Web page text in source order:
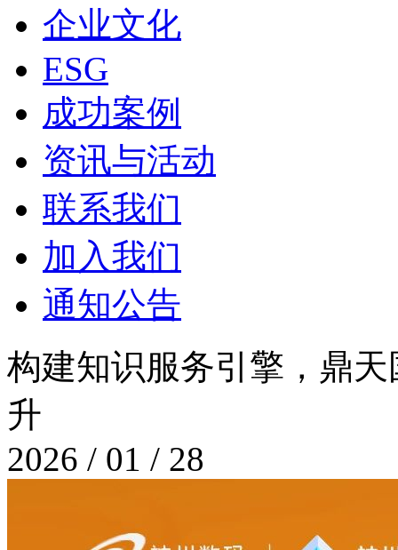
企业文化
ESG
成功案例
资讯与活动
联系我们
加入我们
通知公告
构建知识服务引擎，
升
2026 / 01 / 28